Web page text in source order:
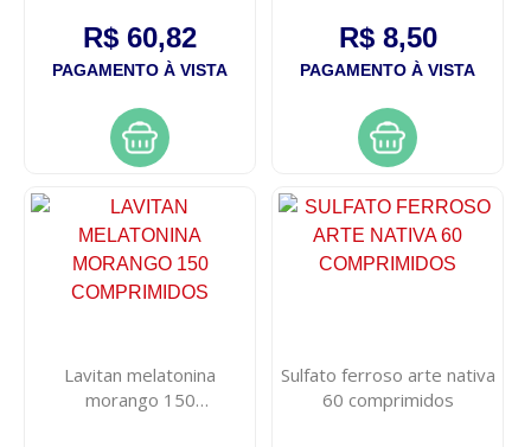
R$ 60,82
PAGAMENTO À VISTA
R$ 8,50
PAGAMENTO À VISTA
Lavitan melatonina
morango 150
Sulfato ferroso arte nativa
60 comprimidos